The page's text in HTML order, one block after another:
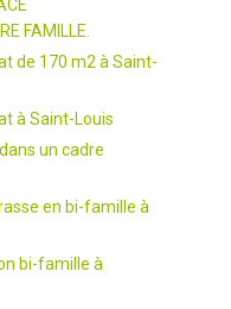
FAMILLE.
de 170 m2 à Saint-
à Saint-Louis
un cadre
en bi-famille à
bi-famille à